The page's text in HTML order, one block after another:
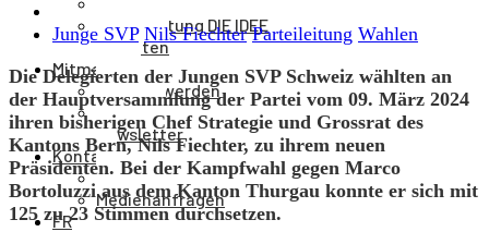
Parteizeitung DIE IDEE
Statuten
Mitmachen
Mitglied werden
Spenden
Newsletter
Kontakt
Kontakt
Medienanfragen
FR
Junge SVP Nils Fiechter Parteileitung Wahlen
Die Delegierten der Jungen SVP Schweiz wählten an
der Hauptversammlung der Partei vom 09. März 2024
ihren bisherigen Chef Strategie und Grossrat des
Kantons Bern, Nils Fiechter, zu ihrem neuen
Präsidenten. Bei der Kampfwahl gegen Marco
Bortoluzzi aus dem Kanton Thurgau konnte er sich mit
125 zu 23 Stimmen durchsetzen.